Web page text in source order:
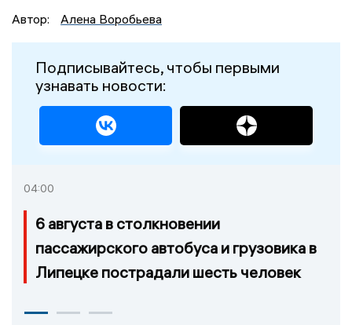
Автор:
Алена Воробьева
Подписывайтесь, чтобы первыми
узнавать новости:
04:00
6 августа в столкновении
пассажирского автобуса и грузовика в
Липецке пострадали шесть человек